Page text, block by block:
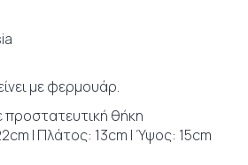
με φερμουάρ.
θήκη
| Πλάτος: 13cm | Ύψος: 15cm